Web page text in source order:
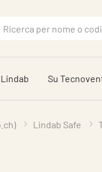
Su
Lindab Safe